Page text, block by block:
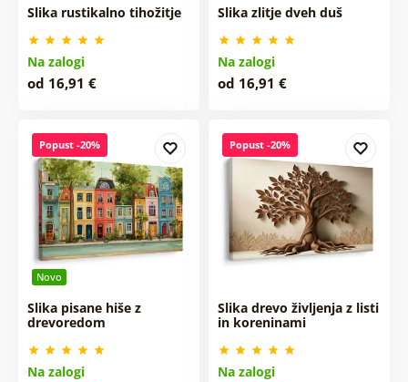
Slika rustikalno tihožitje
Na zalogi
od 16,91 €
Slika zlitje dveh duš
Na zalogi
od 16,91 €
Novo
Popust -20%
Slika pisane hiše z
drevoredom
Na zalogi
Popust -20%
Slika drevo življenja z listi
in koreninami
Na zalogi